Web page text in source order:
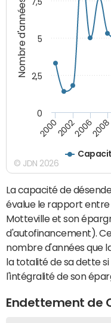
Nombre d'années
2000200220062008
0
2,5
5
© JDN 2026
La capacité de
évalue le rapport
Motteville et son
d'autofinancement).
nombre d'années que
la totalité de sa dette
l'intégralité de son
Endettement de